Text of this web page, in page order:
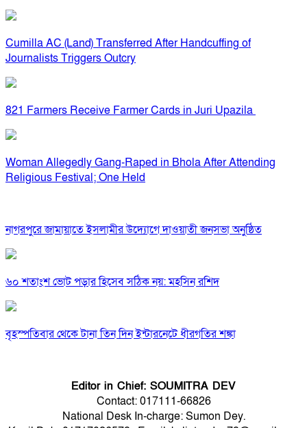
Cumilla AC (Land) Transferred After Handcuffing of
Journalists Triggers Outcry
821 Farmers Receive Farmer Cards in Juri Upazila
Woman Allegedly Gang-Raped in Bhola After Attending
Religious Festival; One Held
নাগরপুরে জামায়াতে ইসলামীর উদ্যোগে দাওয়াতী জনসভা অনুষ্ঠিত
৬০ শতাংশ ভোট পড়ার হিসেব সঠিক নয়: মহসিন রশিদ
বৃহস্পতিবার থেকে টানা তিন দিন ইন্টারনেটে ধীরগতির শঙ্কা
Editor in Chief: SOUMITRA DEV
Contact: 017111-66826
National Desk In-charge: Sumon Dey.